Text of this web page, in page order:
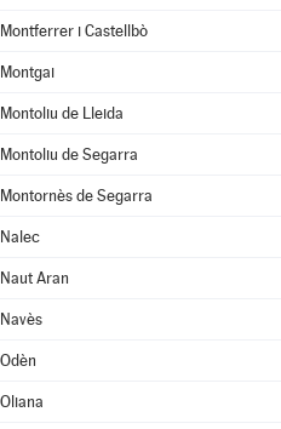
Montferrer i Castellbò
Montgai
Montoliu de Lleida
Montoliu de Segarra
Montornès de Segarra
Nalec
Naut Aran
Navès
Odèn
Oliana